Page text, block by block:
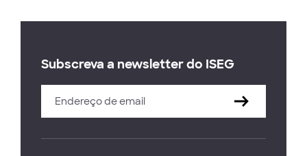
Subscreva a newsletter do ISEG